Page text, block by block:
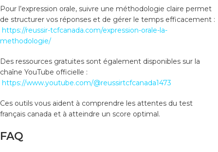
Pour l’expression orale, suivre une méthodologie claire permet
de structurer vos réponses et de gérer le temps efficacement :
https://reussir-tcfcanada.com/expression-orale-la-
methodologie/
Des ressources gratuites sont également disponibles sur la
chaîne YouTube officielle :
https://www.youtube.com/@reussirtcfcanada1473
Ces outils vous aident à comprendre les attentes du test
français canada et à atteindre un score optimal.
FAQ